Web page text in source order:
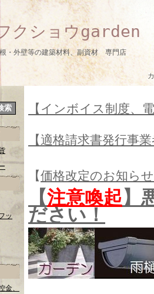
クショウgarden
・外壁等の建築材料、副資材 専門店
ッ
金、
【インボイス制度、
【適格請求書発行事
【価格改定のお知らせ
【注意喚起】
ださい！